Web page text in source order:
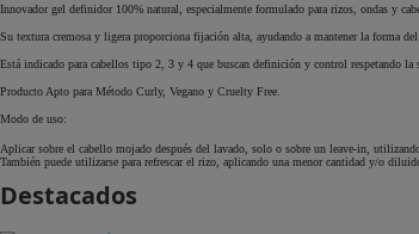
Innovador gel definidor 100% natural, especialmente formulado para rizos, ondas y
Su textura cremosa y ligera proporciona fijación alta, ayudando a mantener la forma
Está indicado para cabellos tipo 2, 3 y 4 que buscan definición y control respetando la
Producto Apto para Método Curly, Vegano y Cruelty Free.
Modo de uso:
Aplicar sobre el cabello mojado después del lavado, solo o sobre un leave-in,
También puede utilizarse para refrescar el rizo, aplicando una menor cantidad y/o
Destacados